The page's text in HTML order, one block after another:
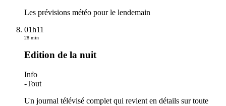
Les prévisions météo pour le lendemain
01h11
28 min
Edition de la nuit
Info
-Tout
Un journal télévisé complet qui revient en détails sur toute